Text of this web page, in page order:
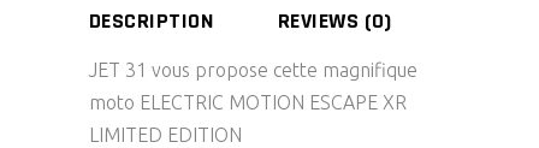
DESCRIPTION REVIEWS (0)
JET 31 vous propose cette magnifique
moto ELECTRIC MOTION ESCAPE XR
LIMITED EDITION